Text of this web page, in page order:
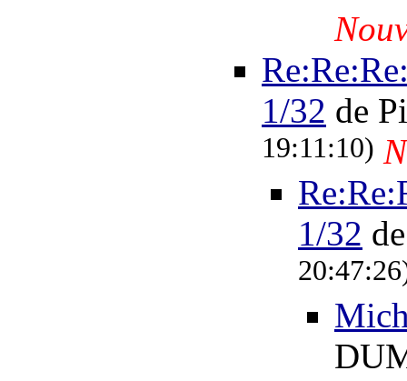
1/32 de
19:11:10)
1/32